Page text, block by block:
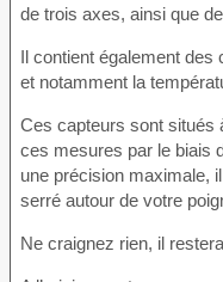
de trois axes, ainsi que
Il contient également des
et notamment la
Ces capteurs sont situés
ces mesures par le biais
une précision maximale,
serré autour de votre
Ne craignez rien, il